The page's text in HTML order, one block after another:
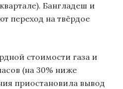
Бангладеш и
переход на твёрдое
стоимости газа и
(на 30% ниже
приостановила вывод